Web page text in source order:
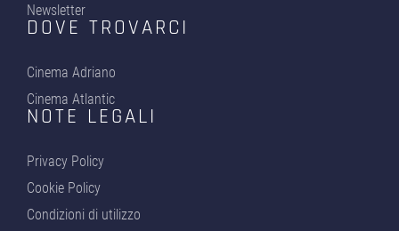
Newsletter
DOVE TROVARCI
Cinema Adriano
Cinema Atlantic
NOTE LEGALI
Privacy Policy
Cookie Policy
Condizioni di utilizzo